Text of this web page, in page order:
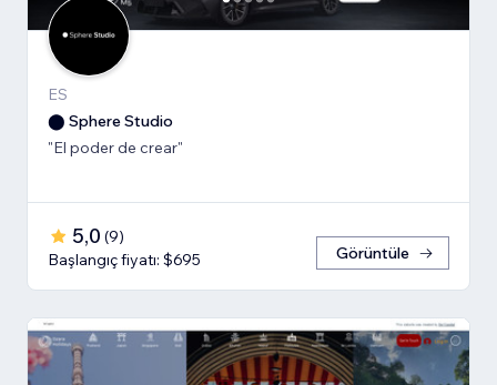
ES
⬤ Sphere Studio
"El poder de crear"
5,0 (9)
Başlangıç fiyatı: $695
Görüntüle